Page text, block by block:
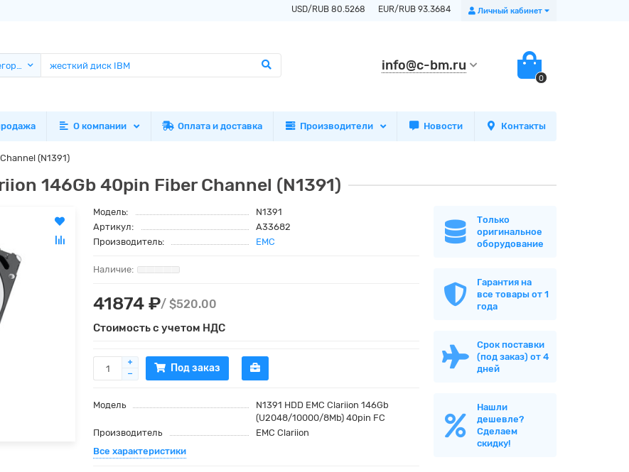
Личный кабинет
USD/RUB 80.5268 EUR/RUB 93.3684
info@c-bm.ru
0
О компании Оплата и доставка Производители Новости Контакты
(N1391)
146Gb 40pin Fiber Channel (N1391)
Модель:
N1391
Артикул:
A33682
Производитель:
EMC
41874 ₽/ $520.00
Стоимость с учетом НДС
Под заказ
Модель
N1391 HDD EMC Clariion 146Gb
(U2048/10000/8Mb) 40pin FC
Производитель
EMC Clariion
Все характеристики
Только
оригинальное
оборудование
Гарантия на
все товары от 1
года
Срок поставки
(под заказ) от 4
дней
Нашли
дешевле?
Сделаем
скидку!